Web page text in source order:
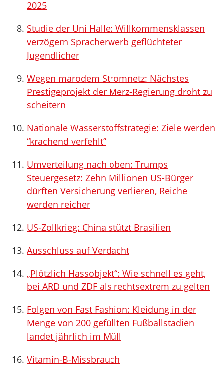
2025
Studie der Uni Halle: Willkommensklassen
verzögern Spracherwerb geflüchteter
Jugendlicher
Wegen marodem Stromnetz: Nächstes
Prestigeprojekt der Merz-Regierung droht zu
scheitern
Nationale Wasserstoffstrategie: Ziele werden
“krachend verfehlt”
Umverteilung nach oben: Trumps
Steuergesetz: Zehn Millionen US-Bürger
dürften Versicherung verlieren, Reiche
werden reicher
US-Zollkrieg: China stützt Brasilien
Ausschluss auf Verdacht
„Plötzlich Hassobjekt“: Wie schnell es geht,
bei ARD und ZDF als rechtsextrem zu gelten
Folgen von Fast Fashion: Kleidung in der
Menge von 200 gefüllten Fußballstadien
landet jährlich im Müll
Vitamin-B-Missbrauch